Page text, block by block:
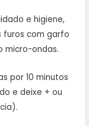
e higiene,
furos com garfo
micro-ondas.
por 10 minutos
e deixe + ou